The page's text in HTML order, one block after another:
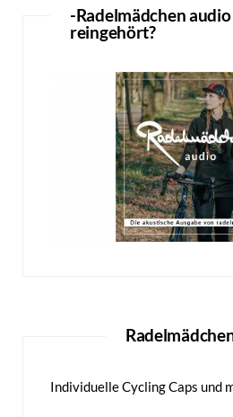
-Radelmädchen
reingehört?
Individuelle Cycling Caps und